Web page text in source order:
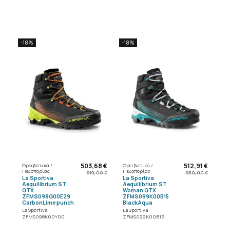
-18%
Ορειβατικά /
Πεζοπορίας
La Sportiva
Aequilibrium ST
GTX
ZFMS098G00E29
CarbonLime punch
La Sportiva
ZFMS098K00Y00
503,68 €
619,00 €
-18%
Ορειβατικά /
Πεζοπορίας
La Sportiva
Aequilibrium ST
Woman GTX
ZFMS099K00B15
BlackAqua
La Sportiva
ZFMS099K00B15
512,91 €
630,00 €